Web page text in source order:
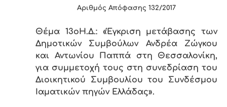
Αριθμός Απόφασης 132/2017
Θέμα 13oΗ.Δ.: «Έγκριση μετάβασης των
Δημοτικών Συμβούλων Ανδρέα Ζώγκου
και Αντωνίου Παππά στη Θεσσαλονίκη,
για συμμετοχή τους στη συνεδρίαση του
Διοικητικού Συμβουλίου του Συνδέσμου
Ιαματικών πηγών Ελλάδας».